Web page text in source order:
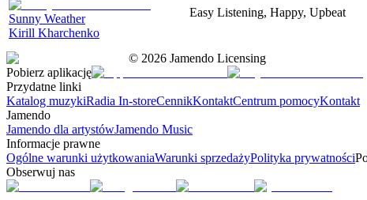
Sunny Weather
Kirill Kharchenko
Easy Listening, Happy, Upbeat
© 2026 Jamendo Licensing
Pobierz aplikację
Przydatne linki
Katalog muzykiRadia In-storeCennikKontaktCentrum pomocyKontakt
Jamendo
Jamendo dla artystówJamendo Music
Informacje prawne
Ogólne warunki użytkowaniaWarunki sprzedażyPolityka prywatności
Obserwuj nas